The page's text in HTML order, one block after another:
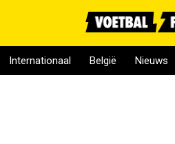
Internationaal België Nieuws